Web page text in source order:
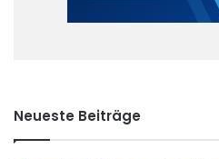
Neueste Beiträge